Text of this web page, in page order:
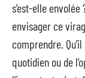
s’est-elle
envisager ce
comprendre.
quotidien ou de